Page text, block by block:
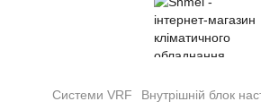
Системи VRF Внутрішній блок